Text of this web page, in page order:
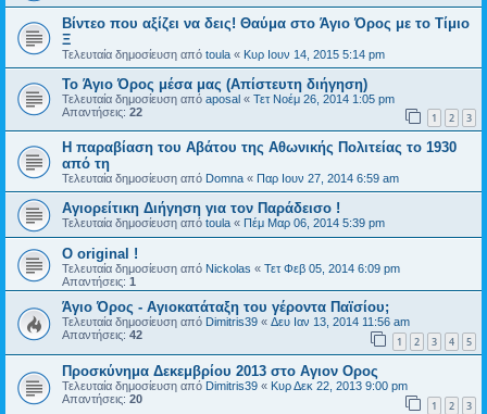
Βίντεο που αξίζει να δεις! Θαύμα στο Άγιο Όρος με το Τίμιο
Ξ
Τελευταία δημοσίευση από toula « Κυρ Ιουν 14, 2015 5:14 pm
Το Άγιο Όρος μέσα μας (Απίστευτη διήγηση)
Τελευταία δημοσίευση από aposal « Τετ Νοέμ 26, 2014 1:05 pm
Απαντήσεις: 22 1 2 3
Η παραβίαση του Αβάτου της Αθωνικής Πολιτείας το 1930
από τη
Τελευταία δημοσίευση από Domna « Παρ Ιουν 27, 2014 6:59 am
Αγιορείτικη Διήγηση για τον Παράδεισο !
Τελευταία δημοσίευση από toula « Πέμ Μαρ 06, 2014 5:39 pm
O original !
Τελευταία δημοσίευση από Nickolas « Τετ Φεβ 05, 2014 6:09 pm
Απαντήσεις: 1
Άγιο Όρος - Αγιοκατάταξη του γέροντα Παϊσίου;
Τελευταία δημοσίευση από Dimitris39 « Δευ Ιαν 13, 2014 11:56 am
Απαντήσεις: 42 1 2 3 4 5
Προσκύνημα Δεκεμβρίου 2013 στο Αγιον Ορος
Τελευταία δημοσίευση από Dimitris39 « Κυρ Δεκ 22, 2013 9:00 pm
Απαντήσεις: 20 1 2 3